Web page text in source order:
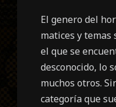
El genero del
matices y
el que se
desconocido, lo
muchos otros.
categoría que